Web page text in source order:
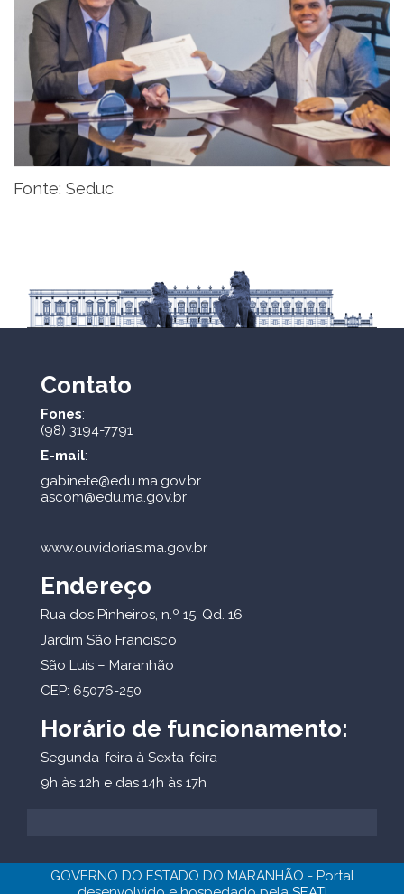
Fonte: Seduc
Contato
Fones:
(98) 3194-7791
E-mail:
gabinete@edu.ma.gov.br
ascom@edu.ma.gov.br
www.ouvidorias.ma.gov.br
Endereço
Rua dos Pinheiros, n.º 15, Qd. 16
Jardim São Francisco
São Luís – Maranhão
CEP: 65076-250
Horário de funcionamento:
Segunda-feira à Sexta-feira
9h às 12h e das 14h às 17h
GOVERNO DO ESTADO DO MARANHÃO - Portal